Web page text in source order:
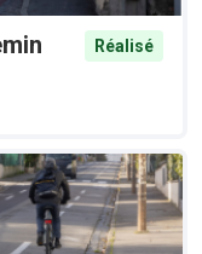
Réalisé